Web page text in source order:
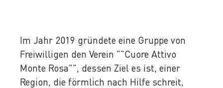
Im Jahr 2019 gründete eine Gruppe von
Freiwilligen den Verein ""Cuore Attivo
Monte Rosa"", dessen Ziel es ist, einer
Region, die förmlich nach Hilfe schreit,